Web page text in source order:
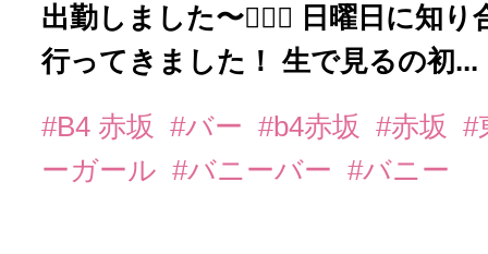
出勤しました〜👯‍♀️✨ 日曜日に知
行ってきました！ 生で見るの初...
#B4 赤坂 #バー #b4赤坂 #赤坂
#
ーガール #バニーバー #バニー